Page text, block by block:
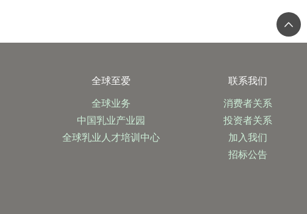
全球至爱
全球业务
中国乳业产业园
全球乳业人才培训中心
联系我们
消费者关系
投资者关系
加入我们
招标公告